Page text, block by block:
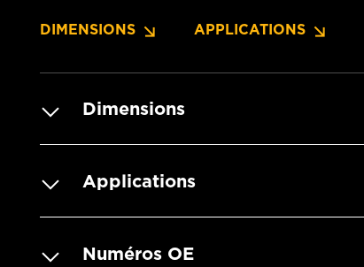
DIMENSIONS APPLICATIONS
Dimensions
Applications
Numéros OE